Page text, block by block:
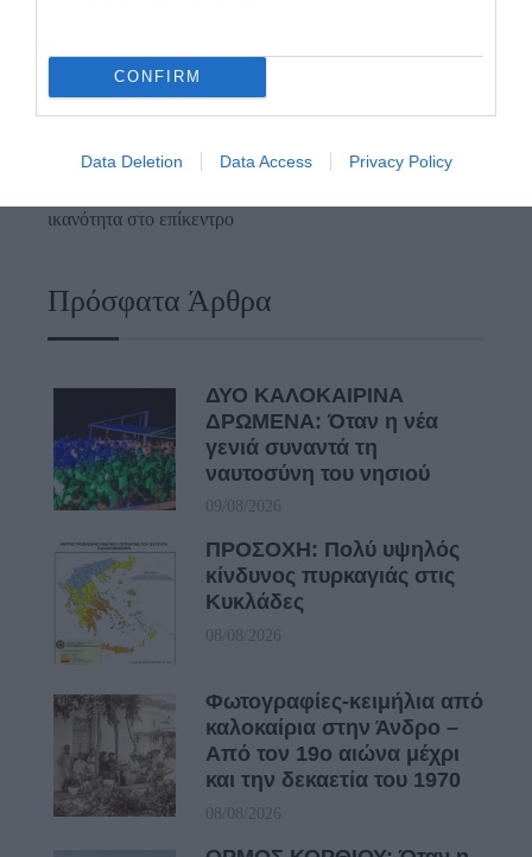
CONFIRM
Data Deletion Data Access Privacy Policy
Η Άνδρος συνεχίζει να μπαρκάρει…
ΠΡΟΣΟΧΗ: Πολύ υψηλός κίνδυνος πυρκαγιάς στις
ικανότητα στο επίκεντρο
Πρόσφατα Άρθρα
ΔΥΟ ΚΑΛΟΚΑΙΡΙΝΑ
ΔΡΩΜΕΝΑ: Όταν η νέα
γενιά συναντά τη
ναυτοσύνη του νησιού
09/08/2026
ΠΡΟΣΟΧΗ: Πολύ υψηλός
κίνδυνος πυρκαγιάς στις
Κυκλάδες
08/08/2026
Φωτογραφίες-κειμήλια από
καλοκαίρια στην Άνδρο –
Από τον 19ο αιώνα μέχρι
και την δεκαετία του 1970
08/08/2026